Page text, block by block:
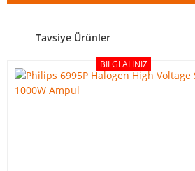
Tavsiye Ürünler
BILGI ALINIZ